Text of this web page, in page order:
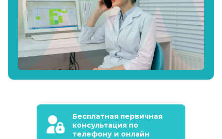
Бесплатная первичная
консультация по
телефону и онлайн